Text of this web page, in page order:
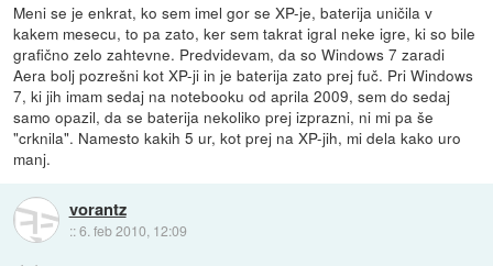
Meni se je enkrat, ko sem imel gor se XP-je, baterija uničila v
kakem mesecu, to pa zato, ker sem takrat igral neke igre, ki so bile
grafično zelo zahtevne. Predvidevam, da so Windows 7 zaradi
Aera bolj pozrešni kot XP-ji in je baterija zato prej fuč. Pri Windows
7, ki jih imam sedaj na notebooku od aprila 2009, sem do sedaj
samo opazil, da se baterija nekoliko prej izprazni, ni mi pa še
"crknila". Namesto kakih 5 ur, kot prej na XP-jih, mi dela kako uro
manj.
vorantz
::6. feb 2010, 12:09